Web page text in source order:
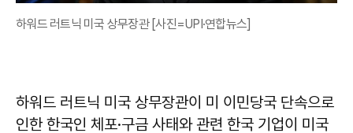
하워드 러트닉 미국 상무장관 [사진=UPI·연합뉴스]
하워드 러트닉 미국 상무장관이 미 이민당국 단속으로
인한 한국인 체포·구금 사태와 관련 한국 기업이 미국